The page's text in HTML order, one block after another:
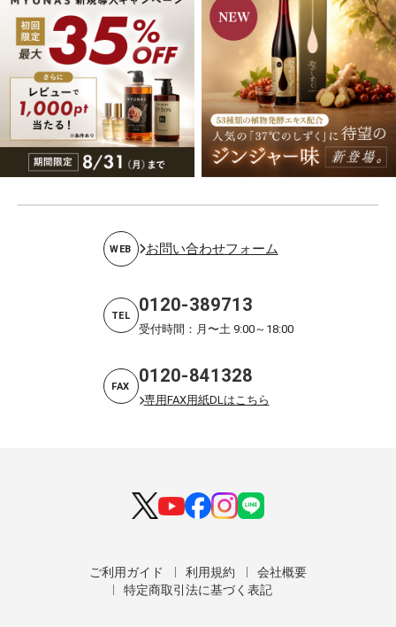
WEB お問い合わせフォーム
TEL 0120-389713
受付時間：月〜土 9:00～18:00
FAX 0120-841328
専用FAX用紙DLはこちら
ご利用ガイド 利用規約
会社概要
特定商取引法に基づく表記